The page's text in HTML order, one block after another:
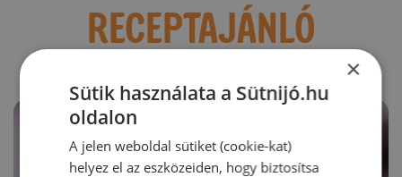
RECEPTAJÁNLÓ
×
Sütik használata a Sütnijó.hu
oldalon
A jelen weboldal sütiket (cookie-kat)
helyez el az eszközeiden, hogy biztosítsa